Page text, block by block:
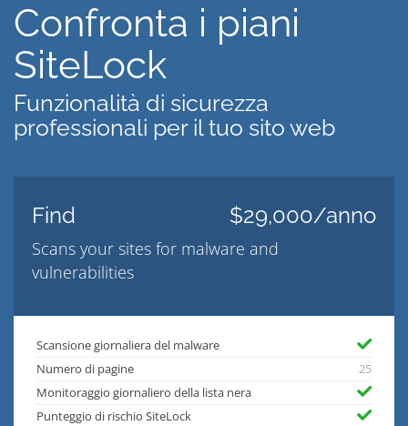
Confronta i piani
SiteLock
Funzionalità di sicurezza
professionali per il tuo sito web
Find $29,000/anno
Scans your sites for malware and
vulnerabilities
Scansione giornaliera del malware
Numero di pagine
25
Monitoraggio giornaliero della lista nera
Punteggio di rischio SiteLock